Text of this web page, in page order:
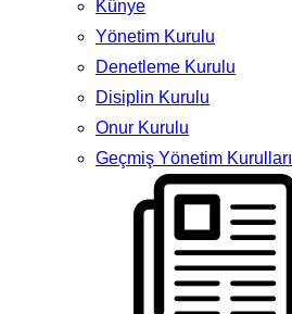
Künye
Yönetim Kurulu
Denetleme Kurulu
Disiplin Kurulu
Onur Kurulu
Geçmiş Yönetim Kurulları